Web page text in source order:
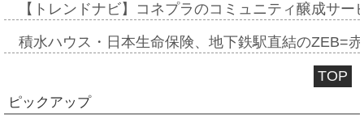
【トレンドナビ】コネプラのコミュニティ醸成サ
積水ハウス・日本生命保険、地下鉄駅直結のZEB=
TOP
ピックアップ